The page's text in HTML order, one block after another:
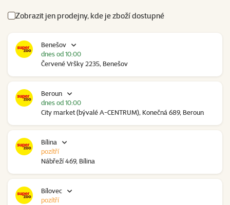
Zobrazit jen prodejny, kde je zboží dostupné
Benešov
Červené Vršky 2235, Benešov
dnes od 10:00
Beroun
City market (bývalé A-CENTRUM), Konečná 689, Beroun
dnes od 10:00
Bílina
Nábřeží 469, Bílina
pozítří
Bílovec
pozítří